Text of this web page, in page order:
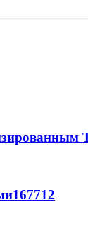
167712